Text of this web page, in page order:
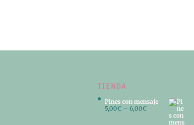
TIENDA
Pines con mensaje
5,00€ – 6,00€